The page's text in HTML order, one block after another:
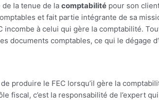
la tenue de la comptabilité pour son
et fait partie intégrante de sa
à celui qui gère la comptabilité.
documents comptables, ce qui le dégage
produire le FEC lorsqu’il gère la
fiscal, c’est la responsabilité de l’expert